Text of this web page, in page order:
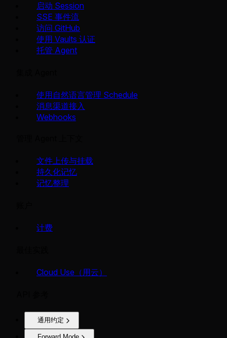
启动 Session
SSE 事件流
访问 GitHub
使用 Vaults 认证
托管 Agent
使用自然语言管理 Schedule
消息渠道接入
Webhooks
文件上传与挂载
持久化记忆
记忆整理
计费
Cloud Use（用云）
通用约定